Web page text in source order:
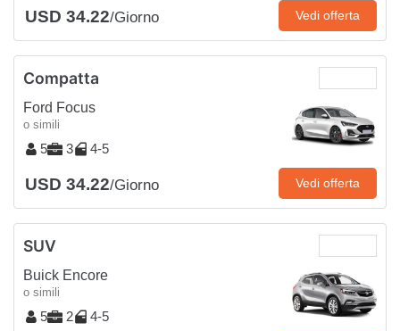
USD 34.22/Giorno Vedi offerta
Compatta
Ford Focus
o simili
5 3 4-5
USD 34.22/Giorno Vedi offerta
SUV
Buick Encore
o simili
5 2 4-5